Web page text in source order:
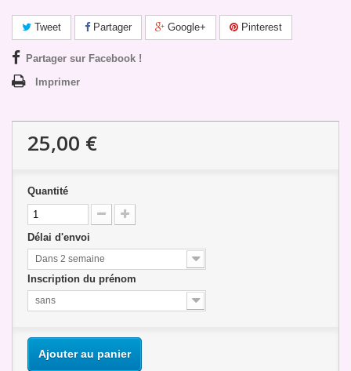
Tweet Partager Google+ Pinterest
Partager sur Facebook !
Imprimer
25,00 €
Quantité
Délai d'envoi
Dans 2 semaine
Inscription du prénom
sans
Ajouter au panier